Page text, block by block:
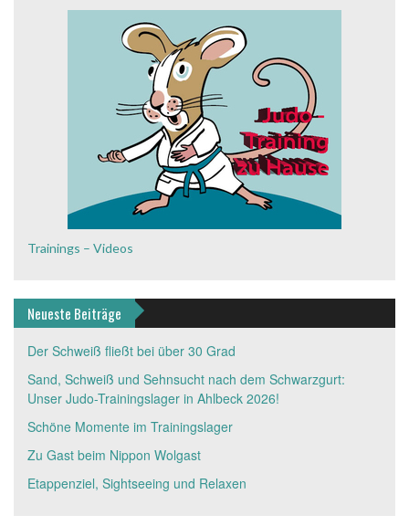
Trainings – Videos
Neueste Beiträge
Der Schweiß fließt bei über 30 Grad
Sand, Schweiß und Sehnsucht nach dem Schwarzgurt:
Unser Judo-Trainingslager in Ahlbeck 2026!
Schöne Momente im Trainingslager
Zu Gast beim Nippon Wolgast
Etappenziel, Sightseeing und Relaxen